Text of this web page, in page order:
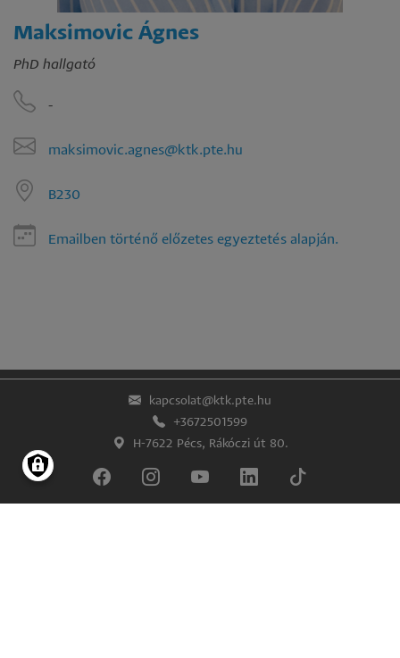
Maksimovic Ágnes
PhD hallgató
-
maksimovic.agnes@ktk.pte.hu
B230
Emailben történő előzetes egyeztetés alapján.
kapcsolat@ktk.pte.hu
+3672501599
H-7622 Pécs, Rákóczi út 80.